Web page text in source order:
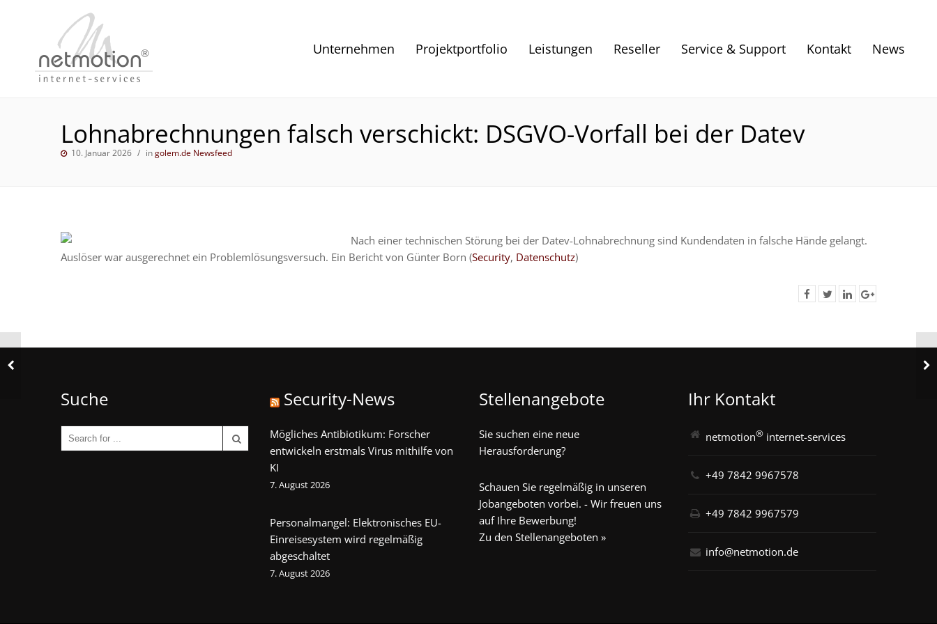
Unternehmen Projektportfolio Leistungen Reseller Service & Support Kontakt News
Lohnabrechnungen falsch verschickt: DSGVO-Vorfall bei der Datev
10. Januar 2026 ingolem.de Newsfeed
Nach einer technischen Störung bei der Datev-Lohnabrechnung sind Kundendaten in falsche Hände gelangt.
Auslöser war ausgerechnet ein Problemlösungsversuch. Ein Bericht von Günter Born (Security, Datenschutz)
Suche Security-News
Mögliches Antibiotikum: Forscher
entwickeln erstmals Virus mithilfe von
KI
7. August 2026
Personalmangel: Elektronisches EU-
Einreisesystem wird regelmäßig
abgeschaltet
7. August 2026
Stellenangebote
Sie suchen eine neue
Herausforderung?
Schauen Sie regelmäßig in unseren
Jobangeboten vorbei. - Wir freuen uns
auf Ihre Bewerbung!
Zu den Stellenangeboten »
Ihr Kontakt
netmotion® internet-services
+49 7842 9967578
+49 7842 9967579
info@netmotion.de